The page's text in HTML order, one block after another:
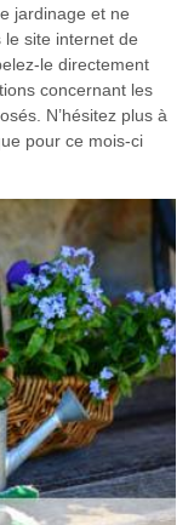
jardinage et ne
site internet de
le directement
concernant les
N’hésitez plus à
pour ce mois-ci